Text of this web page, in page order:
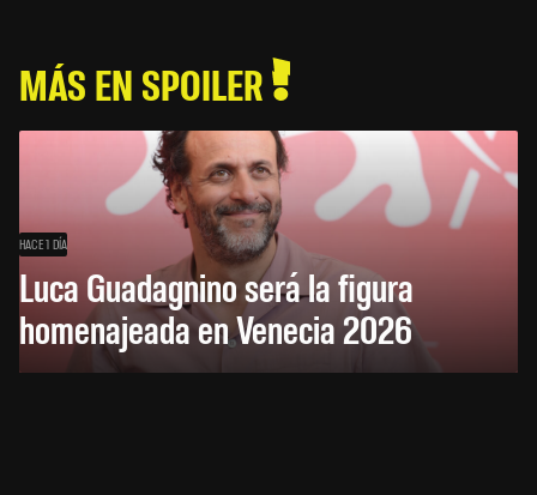
MÁS EN SPOILER
HACE 1 DÍA
Luca Guadagnino será la figura
homenajeada en Venecia 2026